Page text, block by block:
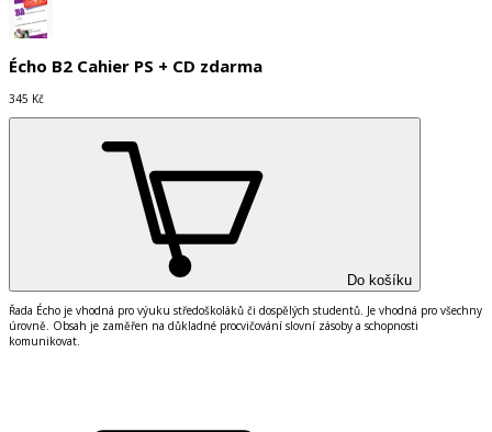
Écho B2 Cahier PS + CD zdarma
345 Kč
Do košíku
Řada Écho je vhodná pro výuku středoškoláků či dospělých studentů. Je vhodná pro všechny
úrovně. Obsah je zaměřen na důkladné procvičování slovní zásoby a schopnosti
komunikovat.